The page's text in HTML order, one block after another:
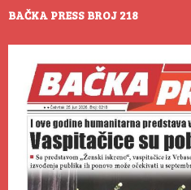
BAČKA PRESS BROJ 218